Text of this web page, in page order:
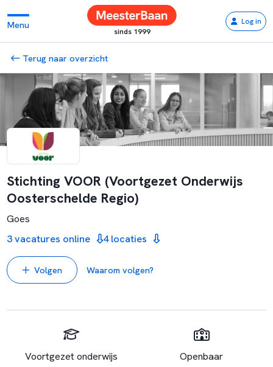
Menu
sinds 1999
Log in
Terug naar overzicht
Stichting VOOR (Voortgezet Onderwijs
Oosterschelde Regio)
Goes
3 vacatures online
4 locaties
Volgen Waarom volgen?
Voortgezet onderwijs Openbaar